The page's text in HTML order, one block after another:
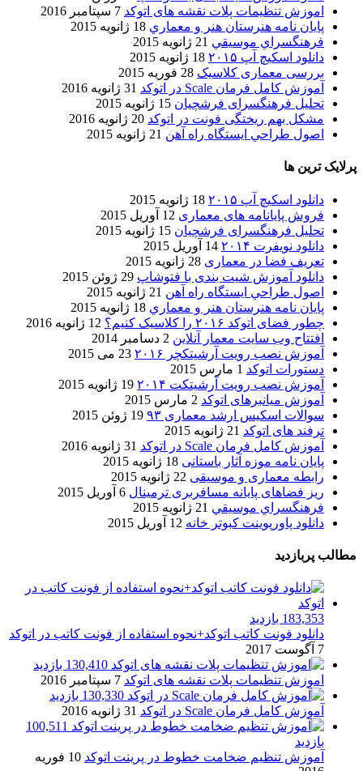
اموزش تنظیمات پلات نقشه های اتوکد 7 سپتامبر 2016
پایان نامه هنرستان هنر و معماري 18 ژانویه 2015
فرهنگسراي موسيقي 21 ژانویه 2015
دانلود اسکیچ آپ ۲۰۱۵
18 ژانویه 2015
بررسی معماری کلاسیک 28 فوریه 2015
آموزش کامل فرمان Scale در اتوکد
31 ژانویه 2016
تحلیل فرهنگسرای فرشچیان 15 ژانویه 2015
مشکل بهم ریختگی فونت در اتوکد 20 ژانویه 2016
اصول طراحي ایستگاه راه آهن 21 ژانویه 2015
پرلایک ترین ها
دانلود اسکیچ آپ ۲۰۱۵
18 ژانویه 2015
فروش پایانامه های معماری 12 آوریل 2015
تحلیل فرهنگسرای فرشچیان 15 ژانویه 2015
دانلود نویفرت ۲۰۱۴
14 آوریل 2015
تعریف فضا در معماری 28 ژانویه 2015
دانلود آموزش شیت بندی با فتوشاپ 29 ژوئن 2015
اصول طراحي ایستگاه راه آهن 21 ژانویه 2015
پایان نامه هنرستان هنر و معماري 18 ژانویه 2015
چطور فضای اتوکد ۲۰۱۶ را کلاسیک کنیم؟
12 ژانویه 2016
افتتاح وب سایت معمار آنلاین 2 دسامبر 2014
آموزش نصب رویت آرشیتکچر ۲۰۱۶
23 می 2015
دستورات اتوکد 1 مارس 2015
آموزش نصب رویت آرشیتکت ۲۰۱۴
19 ژانویه 2015
آموزش میانبرهای اتوکد 2 مارس 2015
سوالات اسکیس ارشد معماری ۹۳
19 ژوئن 2015
ترفند های اتوکد 21 ژانویه 2015
آموزش کامل فرمان Scale در اتوکد
31 ژانویه 2016
پایان نامه موزه آثار باستانی 18 ژانویه 2015
رابطه معماری و موسیقی 22 ژانویه 2015
ریز فضاهای پایانه مسافربری ترمینال 6 آوریل 2015
فرهنگسراي موسيقي 21 ژانویه 2015
دانلود پاورپوینت کبوتر خانه 12 آوریل 2015
مطالب پربازدید
183,353 بازدید
دانلود فونت کاتب اتوکد+نحوه استفاده از فونت کاتب در اتوکد
7 آگوست 2017
130,410 بازدید
اموزش تنظیمات پلات نقشه های اتوکد 7 سپتامبر 2016
130,330 بازدید
آموزش کامل فرمان Scale در اتوکد
31 ژانویه 2016
100,511
بازدید
آموزش تنظیم ضخامت خطوط در پرینت اتوکد
10 فوریه